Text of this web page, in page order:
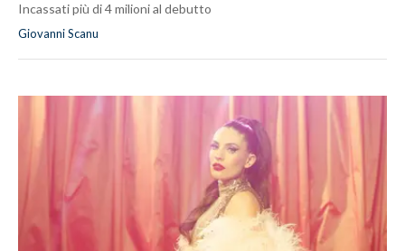
Incassati più di 4 milioni al debutto
Giovanni Scanu